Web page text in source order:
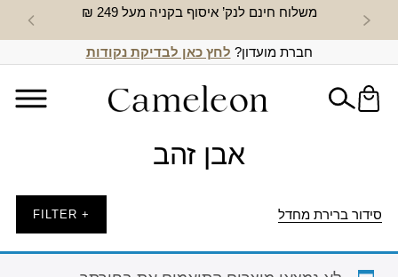
משלוח חינם לנק’ איסוף בקניה מעל 249 ₪ חדש
חברת מועדון? לחץ כאן לבדיקת נקודות
אבן זהב
סידור ברירת מחדל + FILTER